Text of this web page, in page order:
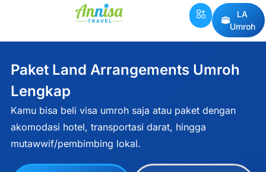
LA
Umroh
Paket Land Arrangements Umroh
Lengkap
Kamu bisa beli visa umroh saja atau paket dengan
akomodasi hotel, transportasi darat, hingga
mutawwif/pembimbing lokal.